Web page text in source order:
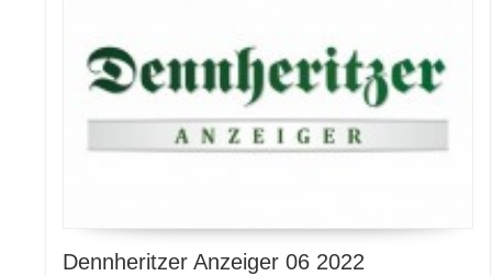
Dennheritzer Anzeiger 06 2022